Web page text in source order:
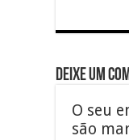
Deixe um
O seu
são